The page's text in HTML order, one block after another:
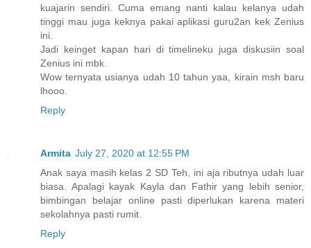
kuajarin sendiri. Cuma emang nanti kalau kelanya udah
tinggi mau juga keknya pakai aplikasi guru2an kek Zenius
ini.
Jadi keinget kapan hari di timelineku juga diskusiin soal
Zenius ini mbk.
Wow ternyata usianya udah 10 tahun yaa, kirain msh baru
lhooo.
Reply
Armita July 27, 2020 at 12:55 PM
Anak saya masih kelas 2 SD Teh, ini aja ributnya udah luar
biasa. Apalagi kayak Kayla dan Fathir yang lebih senior,
bimbingan belajar online pasti diperlukan karena materi
sekolahnya pasti rumit.
Reply